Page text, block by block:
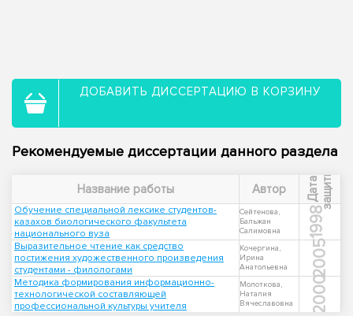
ДОБАВИТЬ ДИССЕРТАЦИЮ В КОРЗИНУ
Рекомендуемые диссертации данного раздела
Название работы Автор Д
а
т
а
з
а
щ
и
т ы
Обучение специальной лексике студентов-
казахов биологического факультета
национального вуза
Сейтенова,
Бальжан
Салимовна
1998
Выразительное чтение как средство
постижения художественного произведения
студентами - филологами
Кочергина,
Ирина
Анатольевна
2005
Методика формирования информационно-
технологической составляющей
профессиональной культуры учителя
Молоткова,
Наталия
Вячеславовна
2000